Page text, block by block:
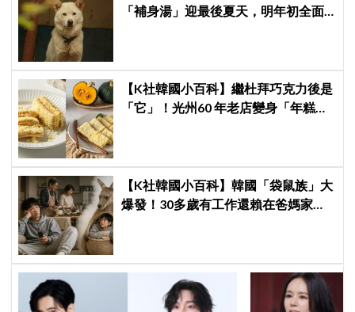
「補身湯」迎最後夏天，明年初全面
【K社韓國小百科】繼杜拜巧克力後是
「它」！光州60 年老店變身「年糕界
【K社韓國小百科】韓國「袋鼠族」大
爆發！30多歲有工作還賴在爸媽家，